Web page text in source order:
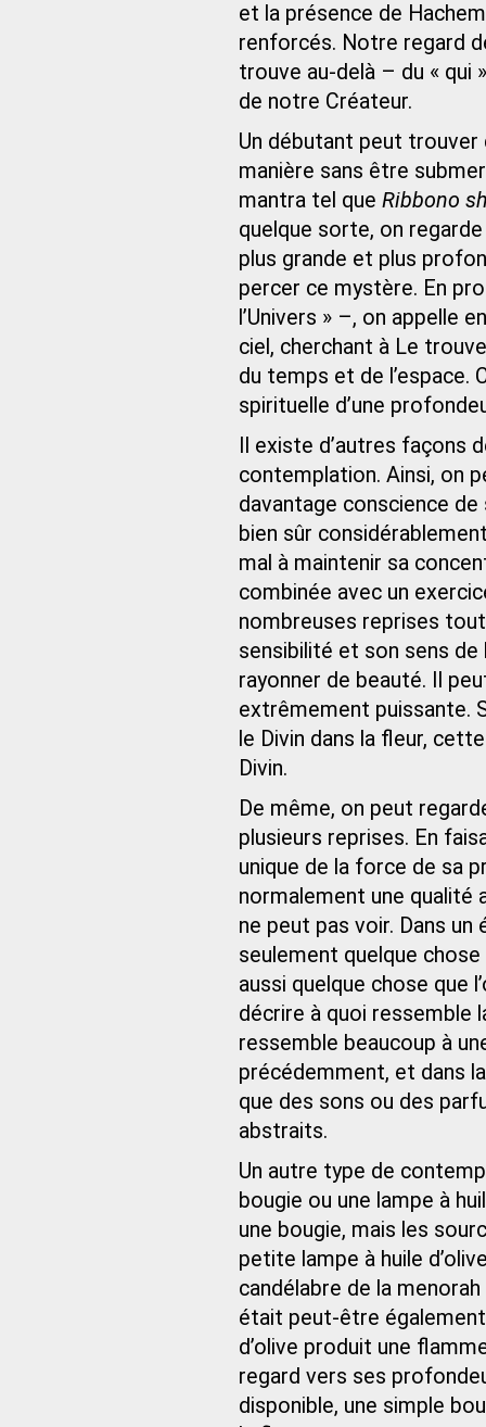
et la présence de
renforcés. Notre regard
trouve au-delà – du « qui
de notre Créateur.
Un débutant peut
manière sans être
mantra tel que Ribbono
quelque sorte, on
plus grande et plus
percer ce mystère. En
l’Univers » –, on appelle
ciel, cherchant à Le
du temps et de l’espace.
spirituelle d’une
Il existe d’autres
contemplation. Ainsi, on
davantage conscience
bien sûr
mal à maintenir sa
combinée avec un
nombreuses reprises
sensibilité et son sens
rayonner de beauté. Il
extrêmement puissante.
le Divin dans la fleur,
Divin.
De même, on peut
plusieurs reprises. En
unique de la force de sa
normalement une qualité
ne peut pas voir. Dans
seulement quelque
aussi quelque chose que
décrire à quoi ressemble
ressemble beaucoup à
précédemment, et dans
que des sons ou des
abstraits.
Un autre type de
bougie ou une lampe à
une bougie, mais les
petite lampe à huile
candélabre de la
était peut-être
d’olive produit une
regard vers ses
disponible, une simple